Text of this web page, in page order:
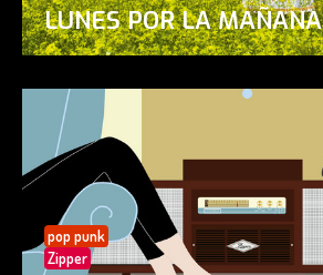
LUNES POR LA MAÑANA
pop punk
Zipper